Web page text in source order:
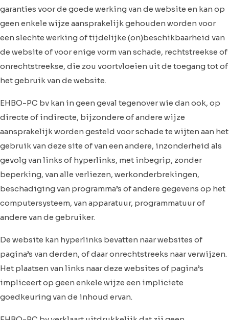
garanties voor de goede werking van de website en kan op
geen enkele wijze aansprakelijk gehouden worden voor
een slechte werking of tijdelijke (on)beschikbaarheid van
de website of voor enige vorm van schade, rechtstreekse of
onrechtstreekse, die zou voortvloeien uit de toegang tot of
het gebruik van de website.
EHBO-PC bv kan in geen geval tegenover wie dan ook, op
directe of indirecte, bijzondere of andere wijze
aansprakelijk worden gesteld voor schade te wijten aan het
gebruik van deze site of van een andere, inzonderheid als
gevolg van links of hyperlinks, met inbegrip, zonder
beperking, van alle verliezen, werkonderbrekingen,
beschadiging van programma’s of andere gegevens op het
computersysteem, van apparatuur, programmatuur of
andere van de gebruiker.
De website kan hyperlinks bevatten naar websites of
pagina’s van derden, of daar onrechtstreeks naar verwijzen.
Het plaatsen van links naar deze websites of pagina’s
impliceert op geen enkele wijze een impliciete
goedkeuring van de inhoud ervan.